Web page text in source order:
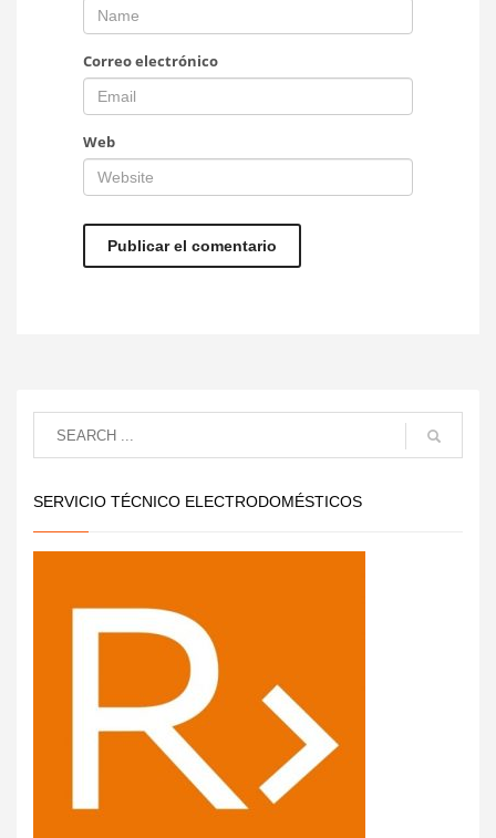
Correo electrónico
Web
SERVICIO TÉCNICO ELECTRODOMÉSTICOS